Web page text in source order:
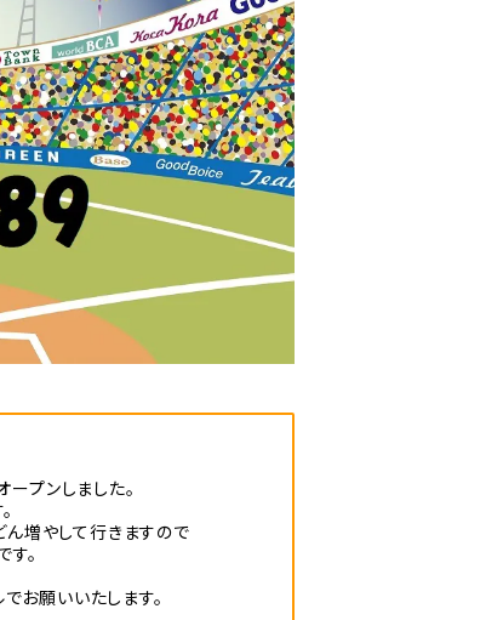
ープンしました。
増やして行きますので
。
お願いいたします。